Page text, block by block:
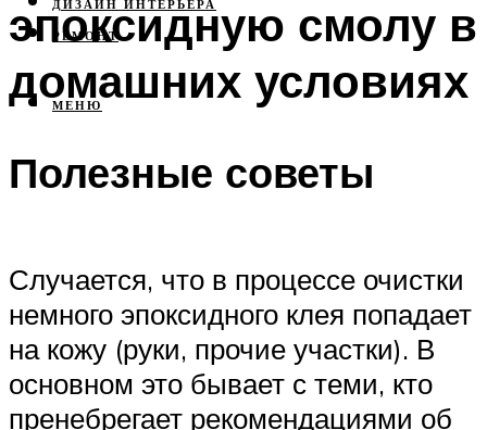
ДИЗАЙН ИНТЕРЬЕРА
РЕМОНТ
МЕНЮ
эпоксидную смолу в
домашних условиях
Полезные советы
Случается, что в процессе очистки
немного эпоксидного клея попадает
на кожу (руки, прочие участки). В
основном это бывает с теми, кто
пренебрегает рекомендациями об